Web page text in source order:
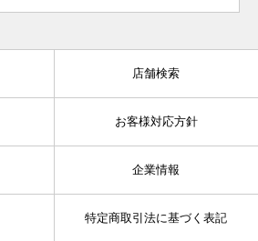
店舗検索
お客様対応方針
企業情報
特定商取引法に基づく表記